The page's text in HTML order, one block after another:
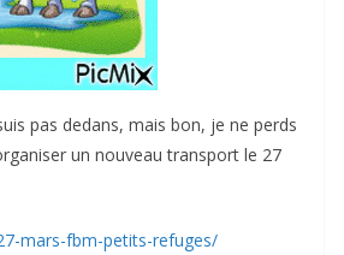
pas dedans, mais bon, je ne perds
un nouveau transport le 27
mars-fbm-petits-refuges/